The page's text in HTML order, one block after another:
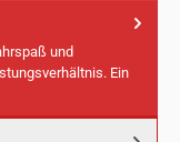
und
Ein